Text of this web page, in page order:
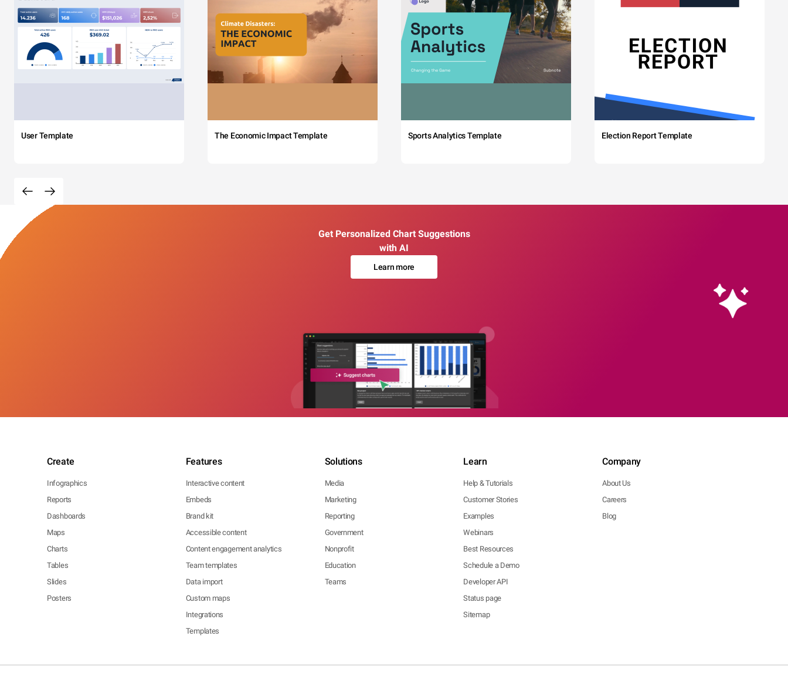
User Template The Economic Impact Template Sports Analytics Template Election Report Template
Get Personalized Chart Suggestions
with AI
Learn more
Create
Infographics
Reports
Dashboards
Maps
Charts
Tables
Slides
Posters
Features
Interactive content
Embeds
Brand kit
Accessible content
Content engagement analytics
Team templates
Data import
Custom maps
Integrations
Templates
Solutions
Media
Marketing
Reporting
Government
Nonprofit
Education
Teams
Learn
Help & Tutorials
Customer Stories
Examples
Webinars
Best Resources
Schedule a Demo
Developer API
Status page
Sitemap
Company
About Us
Careers
Blog